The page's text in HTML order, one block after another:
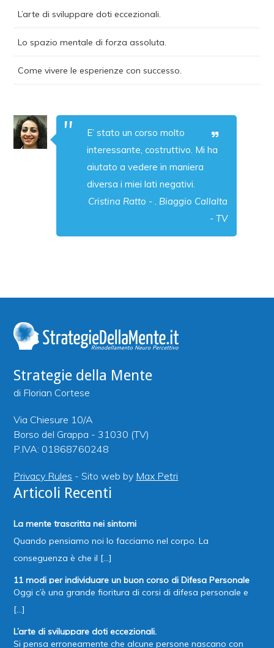
L’arte di sviluppare doti eccezionali.
Lo spazio mentale di forza assoluta.
Come vivere le esperienze con successo.
E’ stato un corso molto
interessante, costruttivo. Mi ha
aiutato a vedere in maniera
diversa i miei lati negativi.
Cristina Ratto - . Biaggio Callalta
- TV
Strategie della Mente
di Florian Cortese
Via Chiesure 10/A
Borso del Grappa - 31030 (TV)
P.IVA: 01868760248
Privacy Rules - Sito web by Max Petri
Articoli Recenti
La mente trascritta nei sintomi
Quando pensiamo noi lo facciamo nel corpo. La
conseguenza è che il [...]
11 modi per individuare un buon corso di Difesa Personale
Oggi c’è una grande fioritura di corsi di difesa personale e
[...]
L’arte di sviluppare doti eccezionali.
Si pensa erroneamente che alcune persone nascano con